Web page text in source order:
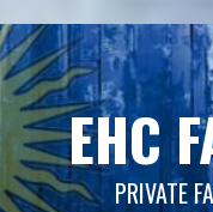
zum
Inhalt
EHC
PRIVATE